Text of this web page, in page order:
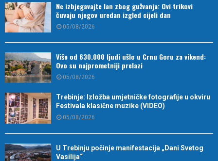
Ne izbjegavajte lan zbog gužvanja: Ovi trikovi
čuvaju njegov uredan izgled cijeli dan
05/08/2026
Više od 630.000 ljudi ušlo u Crnu Goru za vikend:
Ovo su najprometniji prelazi
05/08/2026
Trebinje: Izložba umjetničke fotografije u okviru
Festivala klasične muzike (VIDEO)
05/08/2026
U Trebinju počinje manifestacija „Dani Svetog
Vasilija“